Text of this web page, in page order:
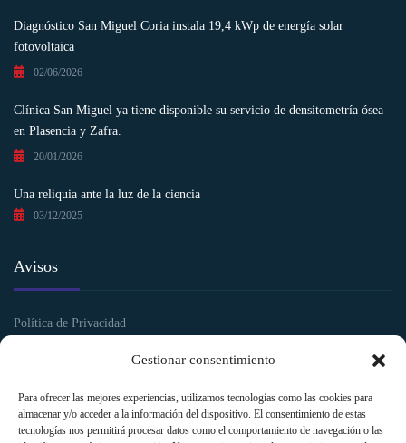
Gestionar consentimiento
Para ofrecer las mejores experiencias, utilizamos tecnologías como las cookies para
almacenar y/o acceder a la información del dispositivo. El consentimiento de estas
tecnologías nos permitirá procesar datos como el comportamiento de navegación o las
Diagnóstico San Miguel Coria instala 19,4 kWp de energía solar
fotovoltaica
02/06/2026
Clínica San Miguel ya tiene disponible su servicio de densitometría ósea
en Plasencia y Zafra.
20/01/2026
Una reliquia ante la luz de la ciencia
03/12/2025
Avisos
Política de Privacidad